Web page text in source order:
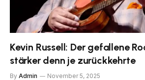
Kevin Russell: Der gefallene
stärker denn je zurückkehrte
By Admin November 5, 2025